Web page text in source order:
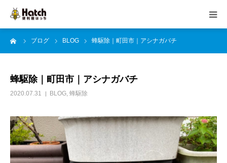
ブログ BLOG 蜂駆除｜町田市｜アシナガバチ
蜂駆除｜町田市｜アシナガバチ
2020.07.31 BLOG, 蜂駆除
HOME
ご依頼の流れ
よくある質問